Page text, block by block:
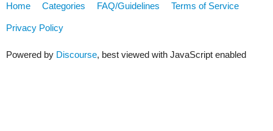
Home Categories FAQ/Guidelines Terms of Service
Privacy Policy
Powered by Discourse, best viewed with JavaScript enabled